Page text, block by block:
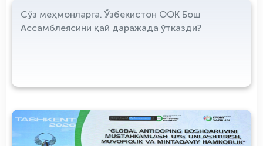
Сўз меҳмонларга. Ўзбекистон ООК Бош
Ассамблеясини қай даражада ўтказди?